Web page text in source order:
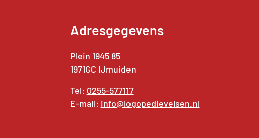
Adresgegevens
Plein 1945 85
1971GC IJmuiden
Tel: 0255-577117
E-mail: info@logopedievelsen.nl